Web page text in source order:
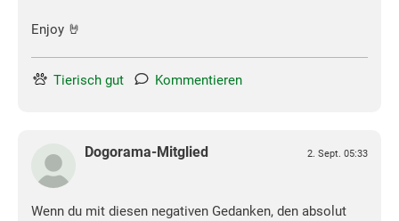
Enjoy 🤘
Tierisch gut Kommentieren
Dogorama-Mitglied 2. Sept. 05:33
Wenn du mit diesen negativen Gedanken, den absolut